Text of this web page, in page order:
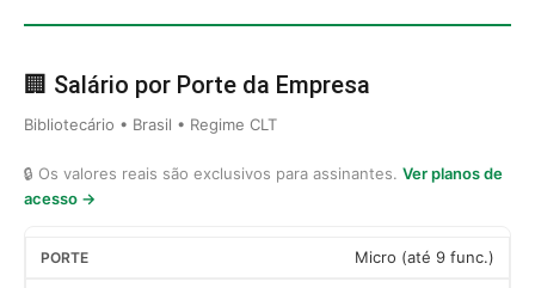
🏢 Salário por Porte da Empresa
Bibliotecário • Brasil • Regime CLT
🔒 Os valores reais são exclusivos para assinantes. Ver planos de
acesso →
Micro (até 9 func.)